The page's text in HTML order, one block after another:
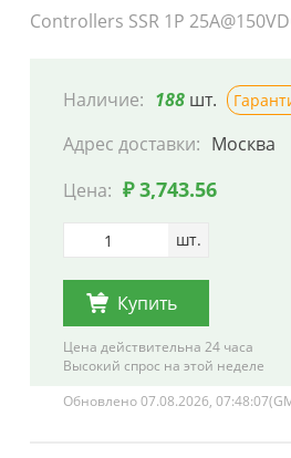
Controllers SSR 1P
Наличие: 188 шт.
Адрес доставки: Москва
Цена: ₽ 3,743.56
шт.
Купить
Цена действительна 24 часа
Высокий спрос на этой неделе
Обновлено 07.08.2026,